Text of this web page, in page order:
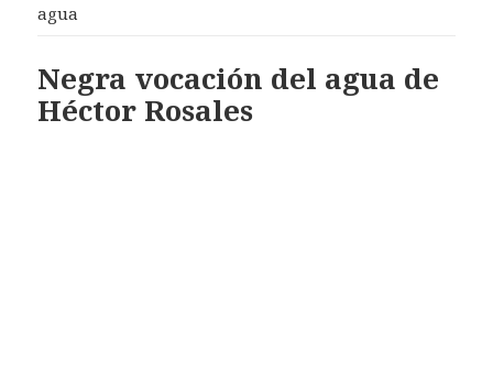
agua
Negra vocación del agua de
Héctor Rosales